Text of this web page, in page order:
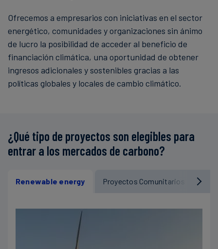
Ofrecemos a empresarios con iniciativas en el sector
energético, comunidades y organizaciones sin ánimo
de lucro la posibilidad de acceder al beneficio de
financiación climática, una oportunidad de obtener
ingresos adicionales y sostenibles gracias a las
políticas globales y locales de cambio climático.
¿Qué tipo de proyectos son elegibles para
entrar a los mercados de carbono?
Renewable energy Proyectos Comunitarios